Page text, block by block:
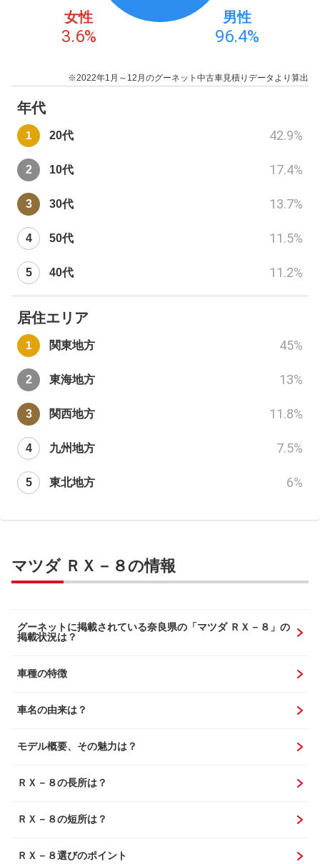
女性
3.6%
男性
96.4%
※2022年1月～12月のグーネット中古車見積りデータより算出
年代
20代 42.9%
10代 17.4%
30代 13.7%
50代 11.5%
40代 11.2%
居住エリア
関東地方 45%
東海地方 13%
関西地方 11.8%
九州地方 7.5%
東北地方 6%
マツダ ＲＸ－８の情報
グーネットに掲載されている奈良県の「マツダ ＲＸ－８」の
掲載状況は？
車種の特徴
車名の由来は？
モデル概要、その魅力は？
ＲＸ－８の長所は？
ＲＸ－８の短所は？
ＲＸ－８選びのポイント